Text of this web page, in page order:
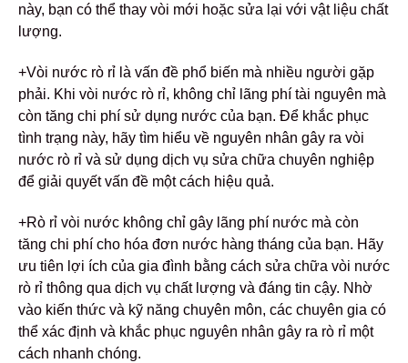
này, bạn có thể thay vòi mới hoặc sửa lại với vật liệu chất
lượng.
+Vòi nước rò rỉ là vấn đề phổ biến mà nhiều người gặp
phải. Khi vòi nước rò rỉ, không chỉ lãng phí tài nguyên mà
còn tăng chi phí sử dụng nước của bạn. Để khắc phục
tình trạng này, hãy tìm hiểu về nguyên nhân gây ra vòi
nước rò rỉ và sử dụng dịch vụ sửa chữa chuyên nghiệp
để giải quyết vấn đề một cách hiệu quả.
+Rò rỉ vòi nước không chỉ gây lãng phí nước mà còn
tăng chi phí cho hóa đơn nước hàng tháng của bạn. Hãy
ưu tiên lợi ích của gia đình bằng cách sửa chữa vòi nước
rò rỉ thông qua dịch vụ chất lượng và đáng tin cậy. Nhờ
vào kiến thức và kỹ năng chuyên môn, các chuyên gia có
thể xác định và khắc phục nguyên nhân gây ra rò rỉ một
cách nhanh chóng.